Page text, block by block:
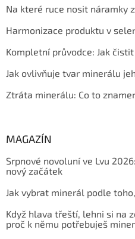
Na které ruce nosit náramky
Harmonizace produktu v
Kompletní průvodce: Jak
Jak ovlivňuje tvar minerálu
Ztráta minerálu: Co to
MAGAZÍN
Srpnové novoluní ve Lvu
nový začátek
Jak vybrat minerál podle
Když hlava třeští, lehni si na
proč k němu potřebuješ